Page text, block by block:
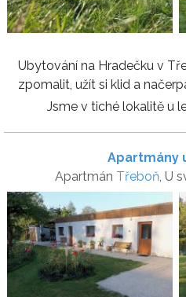
Ubytování na Hradečku v
zpomalit, užít si klid a
Jsme v tiché lokalitě u
Apartmány
Apartmán Třeboň, U